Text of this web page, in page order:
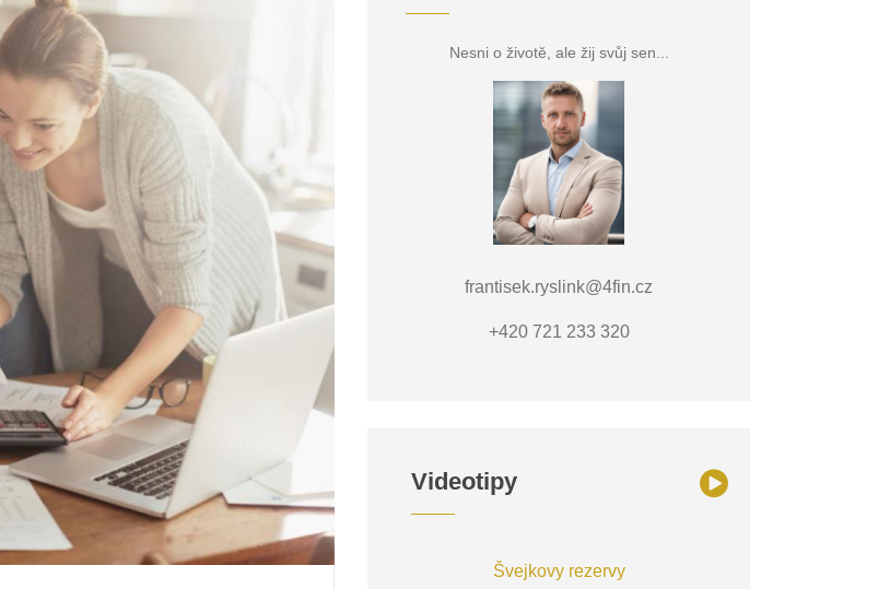
Nesni o životě, ale žij svůj sen...
frantisek.ryslink@4fin.cz
+420 721 233 320
Videotipy
Švejkovy rezervy